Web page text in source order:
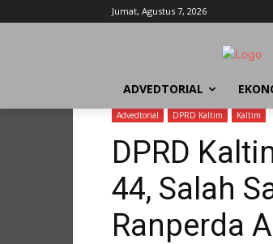
Jumat, Agustus 7, 2026
ADVEDTORIAL
Advedtorial DPRD Kaltim Kaltim
DPRD
44, Salah
Ranperda